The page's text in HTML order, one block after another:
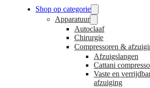
Shop op categorie
Apparatuur
Autoclaaf
Chirurgie
Compressoren &
Afzuigslangen
Cattani
Vaste en
afzuiging